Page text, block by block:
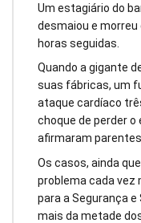
Um estagiário do
desmaiou e morreu
horas seguidas.
Quando a gigante
suas fábricas, um
ataque cardíaco
choque de perder
afirmaram
Os casos, ainda
problema cada vez
para a Segurança
mais da metade